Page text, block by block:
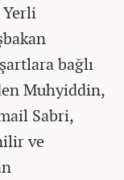
bağlı
Muhyiddin,
Sabri,
ve